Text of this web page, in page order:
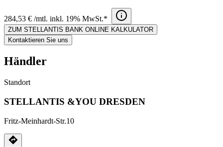
284,53 € /mtl. inkl. 19% MwSt.*
ZUM STELLANTIS BANK ONLINE KALKULATOR
Kontaktieren Sie uns
Händler
Standort
STELLANTIS &YOU DRESDEN
Fritz-Meinhardt-Str.10